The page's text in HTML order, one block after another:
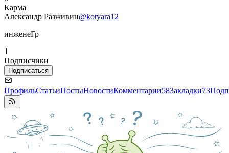
Карма
Александр Разживин@kotyara12
инженеГр
1
Подписчики
Подписаться
ПрофильСтатьиПостыНовостиКомментарии58Закладки73